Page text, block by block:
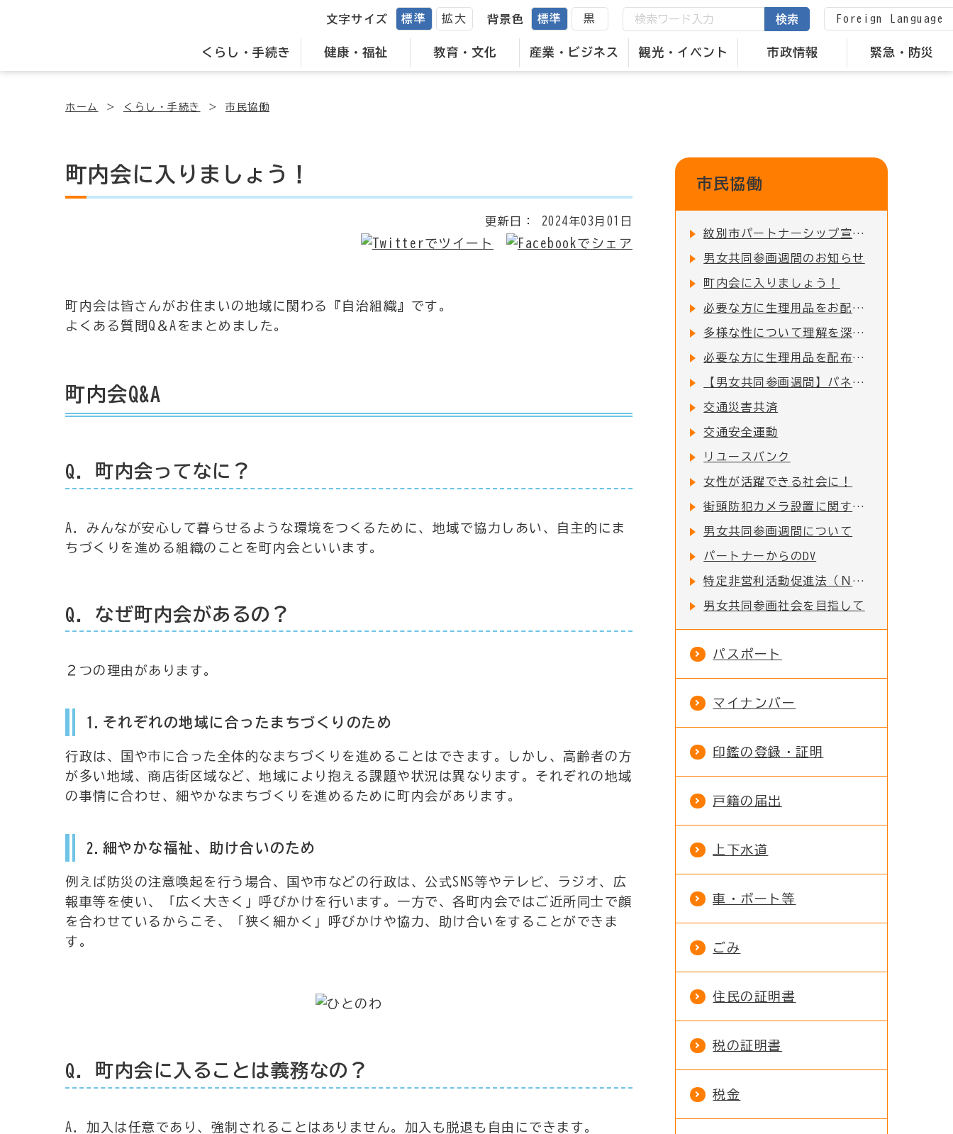
くらし・手続き 健康・福祉 教育・文化 産業・ビジネス 観光・イベント 市政情報 緊急・防災
文字サイズ 標準 拡大 背景色 標準 黒 検索 Foreign Language
ホーム くらし・手続き 市民協働
町内会に入りましょう！
更新日： 2024年03月01日
町内会は皆さんがお住まいの地域に関わる『自治組織』です。
よくある質問Q＆Aをまとめました。
町内会Q&A
Q．町内会ってなに？
A．みんなが安心して暮らせるような環境をつくるために、地域で協力しあい、自主的にま
ちづくりを進める組織のことを町内会といいます。
Q．なぜ町内会があるの？
２つの理由があります。
1.それぞれの地域に合ったまちづくりのため
行政は、国や市に合った全体的なまちづくりを進めることはできます。しかし、高齢者の方
が多い地域、商店街区域など、地域により抱える課題や状況は異なります。それぞれの地域
の事情に合わせ、細やかなまちづくりを進めるために町内会があります。
2.細やかな福祉、助け合いのため
例えば防災の注意喚起を行う場合、国や市などの行政は、公式SNS等やテレビ、ラジオ、広
報車等を使い、「広く大きく」呼びかけを行います。一方で、各町内会ではご近所同士で顔
を合わせているからこそ、「狭く細かく」呼びかけや協力、助け合いをすることができま
す。
Q．町内会に入ることは義務なの？
A．加入は任意であり、強制されることはありません。加入も脱退も自由にできます。
市民協働
紋別市パートナーシップ宣誓制度について
男女共同参画週間のお知らせ
町内会に入りましょう！
必要な方に生理用品をお配りしています
多様な性について理解を深めましょう
必要な方に生理用品を配布しています
【男女共同参画週間】パネル展のお知らせ
交通災害共済
交通安全運動
リユースバンク
女性が活躍できる社会に！
街頭防犯カメラ設置に関する要綱について
男女共同参画週間について
パートナーからのDV
特定非営利活動促進法（ＮＰＯ法）に係る事務処理の権限移譲に伴う各種事務手続きの窓口変更について
男女共同参画社会を目指して
パスポート
マイナンバー
印鑑の登録・証明
戸籍の届出
上下水道
車・ボート等
ごみ
住民の証明書
税の証明書
税金